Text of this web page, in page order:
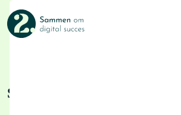
Skip
to
content
Se vores cases